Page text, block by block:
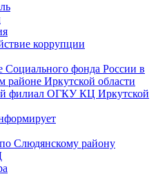
коррупции
Социального фонда России в
районе Иркутской области
филиал ОГКУ КЦ Иркутской
Слюдянскому району